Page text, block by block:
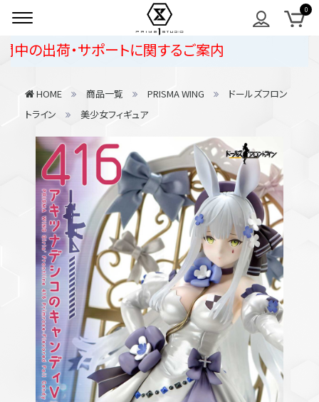
荷・サポートに関するご案内
HOME 商品一覧 PRISMA WING
ドールズフロン
トライン
美少女フィギュア